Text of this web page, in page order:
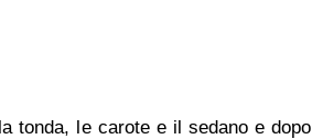
tonda, le carote e il sedano e dopo